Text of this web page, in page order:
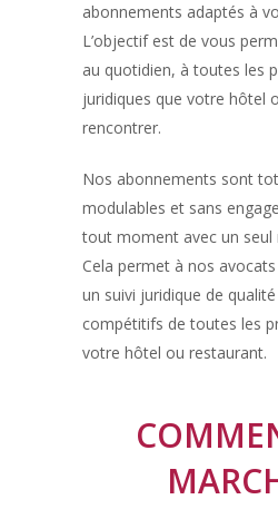
abonnements adaptés à
L’objectif est de vous
au quotidien, à toutes les
juridiques que votre hôtel
rencontrer.
Nos abonnements sont
modulables et sans
tout moment avec un seul
Cela permet à nos
un suivi juridique de
compétitifs de toutes les
votre hôtel ou restaurant.